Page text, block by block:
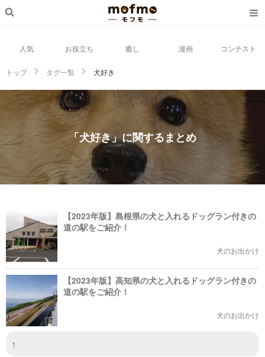
人気 お役立ち 癒し 漫画 コンテスト
トップ タグ一覧 犬好き
「犬好き」に関するまとめ
【2023年版】島根県の犬と入れるドッグラン付きの
道の駅をご紹介！
犬のお出かけ
【2023年版】高知県の犬と入れるドッグラン付きの
道の駅をご紹介！
犬のお出かけ
1